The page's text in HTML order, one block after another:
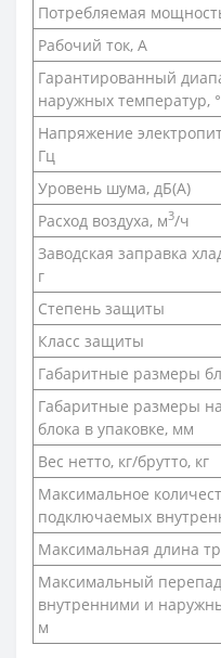
Потребляемая
Рабочий ток, А
Гарантированный
наружных температур,
Напряжение
Гц
Уровень шума, дБ(A)
Расход воздуха, м3/ч
Заводская заправка
г
Степень защиты
Класс защиты
Габаритные размеры
Габаритные размеры
блока в упаковке, мм
Вес нетто, кг/брутто, кг
Максимальное
подключаемых
Максимальная длина
Максимальный
внутренними и
м